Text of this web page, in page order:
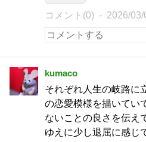
コメント(0) 2026/03/
kumaco
それぞれ人生の岐路に
の恋愛模様を描いてい
ないことの良さを伝え
ゆえに少し退屈に感じ